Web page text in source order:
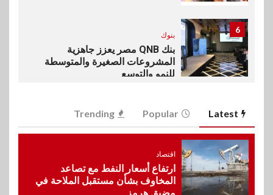
6
بنوك
بنك QNB مصر يعزز جاهزية
المشروعات الصغيرة والمتوسطة
للنمو والتوسع
7 اخبار
فيكسد مصر و”حلول” تتشاركان
الصحية في مصر والشرق الأوسط
وأفريقيا Tour4Cure
Latest
Popular
Trending
اقتصاد
ارتفاع أسعار النفط مع تصاعد
المخاوف بشأن مستقبل الملاحة في